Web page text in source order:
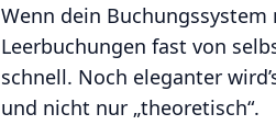
Wenn dein
Leerbuchungen fast von
schnell. Noch eleganter
und nicht nur „theoretisch“.